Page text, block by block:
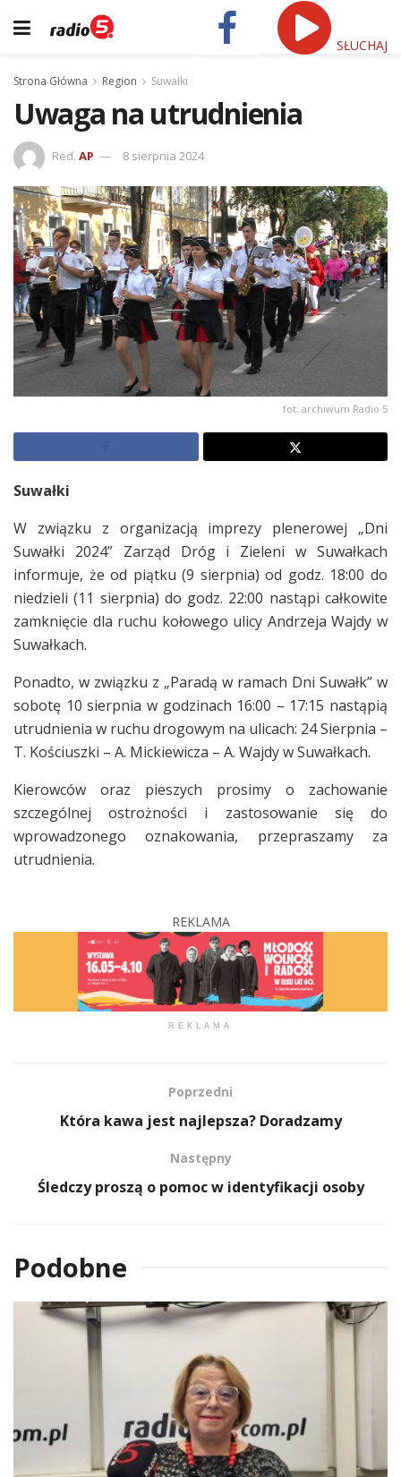
SŁUCHAJ
Strona Główna Region Suwałki
Uwaga na utrudnienia
Red. AP 8 sierpnia 2024
fot: archiwum Radio 5
Suwałki
W związku z organizacją imprezy plenerowej „Dni
Suwałki 2024” Zarząd Dróg i Zieleni w Suwałkach
informuje, że od piątku (9 sierpnia) od godz. 18:00 do
niedzieli (11 sierpnia) do godz. 22:00 nastąpi całkowite
zamknięcie dla ruchu kołowego ulicy Andrzeja Wajdy w
Suwałkach.
Ponadto, w związku z „Paradą w ramach Dni Suwałk” w
sobotę 10 sierpnia w godzinach 16:00 – 17:15 nastąpią
utrudnienia w ruchu drogowym na ulicach: 24 Sierpnia –
T. Kościuszki – A. Mickiewicza – A. Wajdy w Suwałkach.
Kierowców oraz pieszych prosimy o zachowanie
szczególnej ostrożności i zastosowanie się do
wprowadzonego oznakowania, przepraszamy za
utrudnienia.
REKLAMA
REKLAMA
Poprzedni
Która kawa jest najlepsza? Doradzamy
Następny
Śledczy proszą o pomoc w identyfikacji osoby
Podobne